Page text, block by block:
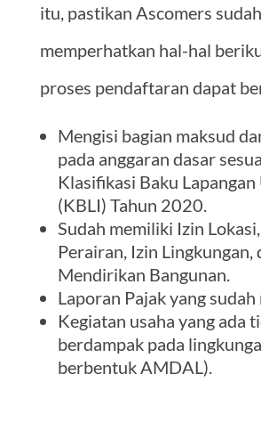
itu, pastikan Ascomers sudah
memperhatkan hal-hal
proses pendaftaran dapat
Mengisi bagian maksud
pada anggaran dasar
Klasifikasi Baku Lapangan
(KBLI) Tahun 2020.
Sudah memiliki Izin
Perairan, Izin Lingkungan,
Mendirikan Bangunan.
Laporan Pajak yang sudah
Kegiatan usaha yang ada
berdampak pada
berbentuk AMDAL).